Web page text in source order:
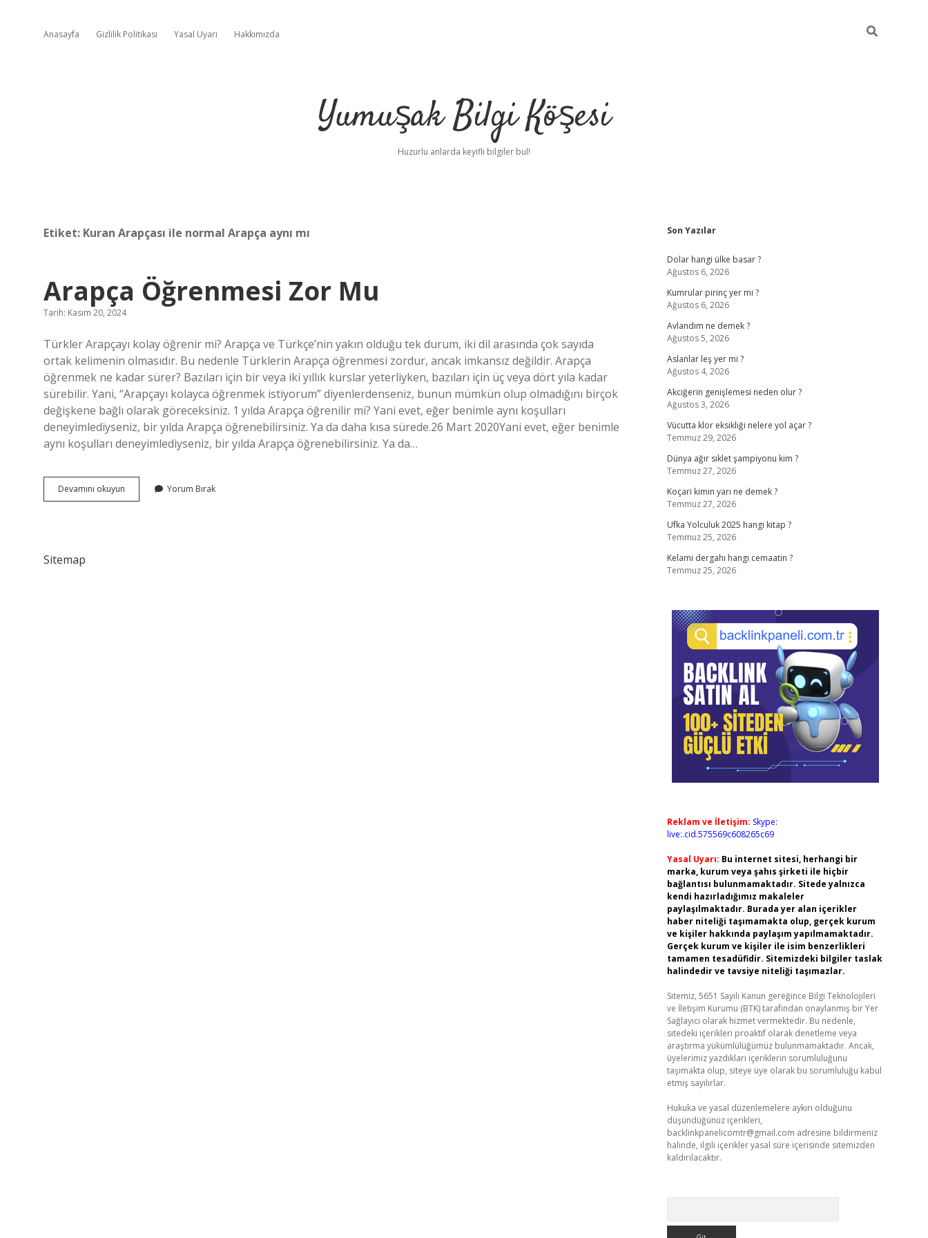
Anasayfa Gizlilik Politikası Yasal Uyarı Hakkımızda
Yumuşak Bilgi Köşesi
Huzurlu anlarda keyifli bilgiler bul!
Etiket: Kuran Arapçası ile normal Arapça aynı mı
Arapça Öğrenmesi Zor Mu
Tarih: Kasım 20, 2024
Türkler Arapçayı kolay öğrenir mi? Arapça ve Türkçe’nin yakın olduğu tek durum, iki dil arasında çok sayıda
ortak kelimenin olmasıdır. Bu nedenle Türklerin Arapça öğrenmesi zordur, ancak imkansız değildir. Arapça
öğrenmek ne kadar sürer? Bazıları için bir veya iki yıllık kurslar yeterliyken, bazıları için üç veya dört yıla kadar
sürebilir. Yani, “Arapçayı kolayca öğrenmek istiyorum” diyenlerdenseniz, bunun mümkün olup olmadığını birçok
değişkene bağlı olarak göreceksiniz. 1 yılda Arapça öğrenilir mi? Yani evet, eğer benimle aynı koşulları
deneyimlediyseniz, bir yılda Arapça öğrenebilirsiniz. Ya da daha kısa sürede.26 Mart 2020Yani evet, eğer benimle
aynı koşulları deneyimlediyseniz, bir yılda Arapça öğrenebilirsiniz. Ya da…
Devamını okuyun
Öğrenmesi
Yorum Bırak
Sitemap
Sidebar
Son Yazılar
Dolar hangi ülke basar ?
Ağustos 6, 2026
Kumrular pirinç yer mi ?
Ağustos 6, 2026
Avlandım ne demek ?
Ağustos 5, 2026
Aslanlar leş yer mi ?
Ağustos 4, 2026
Akciğerin genişlemesi neden olur ?
Ağustos 3, 2026
Vücutta klor eksikliği nelere yol açar ?
Temmuz 29, 2026
Dünya ağır sıklet şampiyonu kim ?
Temmuz 27, 2026
Koçari kimin yarı ne demek ?
Temmuz 27, 2026
Ufka Yolculuk 2025 hangi kitap ?
Temmuz 25, 2026
Kelami dergahı hangi cemaatin ?
Temmuz 25, 2026
Reklam ve İletişim: Skype:
live:.cid.575569c608265c69
Yasal Uyarı: Bu internet sitesi, herhangi bir
marka, kurum veya şahıs şirketi ile hiçbir
bağlantısı bulunmamaktadır. Sitede yalnızca
kendi hazırladığımız makaleler
paylaşılmaktadır. Burada yer alan içerikler
haber niteliği taşımamakta olup, gerçek kurum
ve kişiler hakkında paylaşım yapılmamaktadır.
Gerçek kurum ve kişiler ile isim benzerlikleri
tamamen tesadüfidir. Sitemizdeki bilgiler taslak
halindedir ve tavsiye niteliği taşımazlar.
Sitemiz, 5651 Sayılı Kanun gereğince Bilgi Teknolojileri
ve İletişim Kurumu (BTK) tarafından onaylanmış bir Yer
Sağlayıcı olarak hizmet vermektedir. Bu nedenle,
sitedeki içerikleri proaktif olarak denetleme veya
araştırma yükümlülüğümüz bulunmamaktadır. Ancak,
üyelerimiz yazdıkları içeriklerin sorumluluğunu
taşımakta olup, siteye üye olarak bu sorumluluğu kabul
etmiş sayılırlar.
Hukuka ve yasal düzenlemelere aykırı olduğunu
düşündüğünüz içerikleri,
backlinkpanelicomtr@gmail.com adresine bildirmeniz
halinde, ilgili içerikler yasal süre içerisinde sitemizden
kaldırılacaktır.